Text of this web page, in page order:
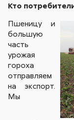
Кто
Пшеницу и
большую
часть
урожая
гороха
отправляем
на экспорт.
Мы